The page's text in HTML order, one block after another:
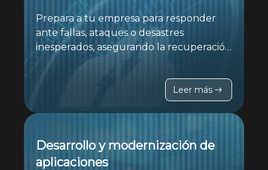
Prepara a tu empresa para responder
ante fallas, ataques o desastres
inesperados, asegurando la recuperación
rápida de sistemas y datos para
mantener la operación sin impactar al
Leer más
Desarrollo y modernización de
aplicaciones